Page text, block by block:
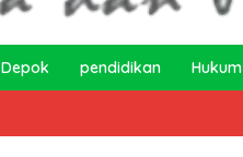
Depok pendidikan Hukum